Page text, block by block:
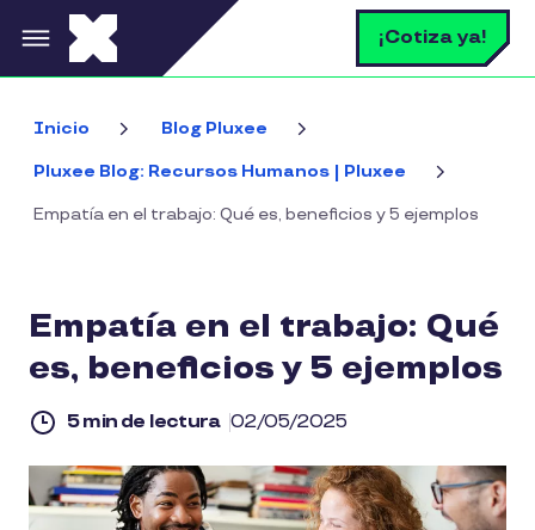
Pasar al contenido principal ¡Cotiza ya!
Inicio Blog Pluxee
Pluxee Blog: Recursos Humanos | Pluxee
Empatía en el trabajo: Qué es, beneficios y 5 ejemplos
Empatía en el trabajo: Qué
es, beneficios y 5 ejemplos
5 min de lectura 02/05/2025